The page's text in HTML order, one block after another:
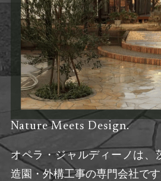
Nature Meets Design.
オペラ・ジャルディーノは、
造園・外構工事の専門会社です